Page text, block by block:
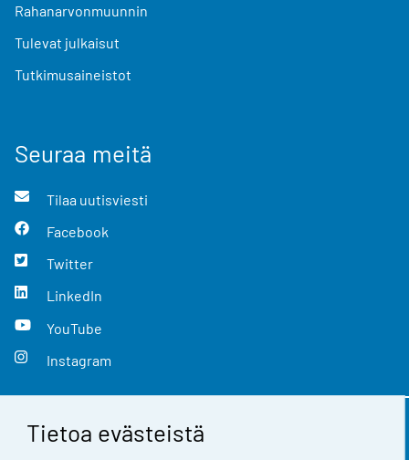
Tietoa evästeistä
Rahanarvonmuunnin
Tulevat julkaisut
Tutkimusaineistot
Seuraa meitä
Tilaa uutisviesti
Facebook
Twitter
LinkedIn
YouTube
Instagram
Yhteystiedot